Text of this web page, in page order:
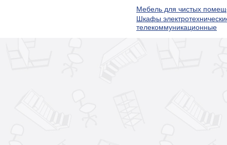
Мебель для чистых
Шкафы
телекоммуникационные